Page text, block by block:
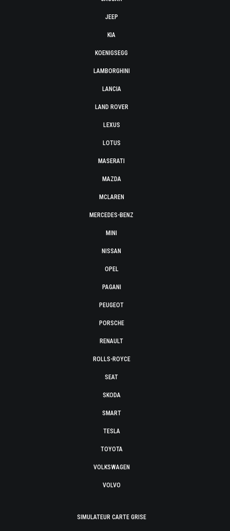
JEEP
KIA
KOENIGSEGG
LAMBORGHINI
LANCIA
LAND ROVER
LEXUS
LOTUS
MASERATI
MAZDA
MCLAREN
MERCEDES-BENZ
MINI
NISSAN
OPEL
PAGANI
PEUGEOT
PORSCHE
RENAULT
ROLLS-ROYCE
SEAT
SKODA
SMART
TESLA
TOYOTA
VOLKSWAGEN
VOLVO
SIMULATEUR CARTE GRISE